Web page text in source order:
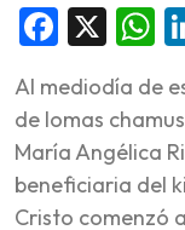
X
Al mediodía de
de lomas
María Angélica
beneficiaria del
Cristo comenzó